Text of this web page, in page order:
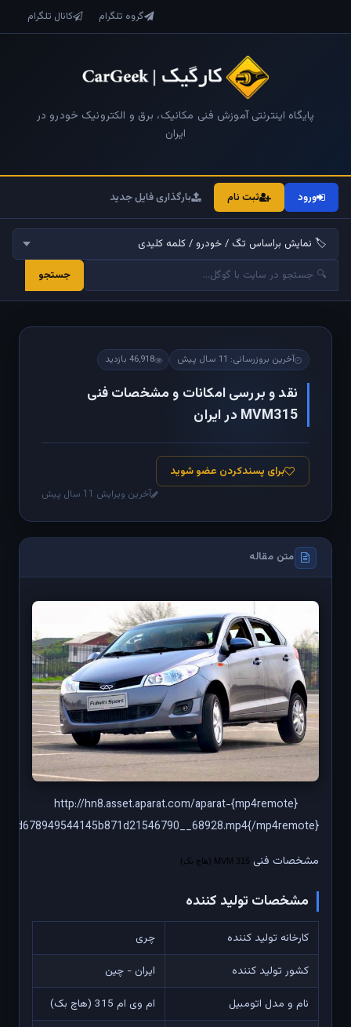
گروه تلگرام کانال تلگرام
پایگاه اینترنتی آموزش فنی مکانیک، برق و الکترونیک خودرو در
ایران
ورود ثبت نام بارگذاری فایل جدید
جستجو
آخرین بروزرسانی: 11 سال پیش 46,918 بازدید
نقد و بررسی امکانات و مشخصات فنی
MVM315 در ایران
برای پسندکردن عضو شوید
آخرین ویرایش 11 سال پیش
متن مقاله
{mp4remote}http://hn8.asset.aparat.com/aparat-
mp4remote}
مشخصات فنی MVM 315 (هاچ بک)
مشخصات تولید کننده
کارخانه تولید کننده
چری
کشور تولید کننده
ایران - چین
نام و مدل اتومبیل
ام وی ام 315 (هاچ بک)